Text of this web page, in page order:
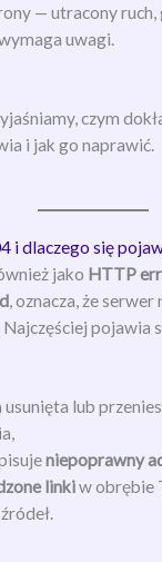
— utracony ruch,
uwagi.
czym
i jak go naprawić.
i dlaczego się
jako HTTP
, oznacza, że serwer
pojawia
usunięta lub
niepoprawny
linkiw obrębie